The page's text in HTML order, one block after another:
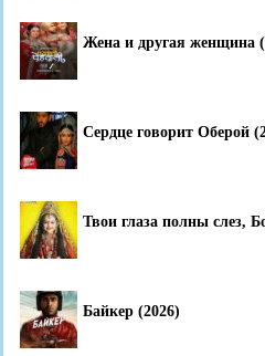
Жена и другая женщина
Сердце говорит Оберой
Твои глаза полны слез,
Байкер (2026)